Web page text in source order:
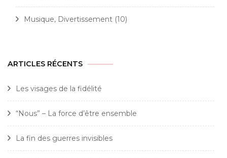
Musique, Divertissement (10)
ARTICLES RÉCENTS
Les visages de la fidélité
“Nous” – La force d’être ensemble
La fin des guerres invisibles